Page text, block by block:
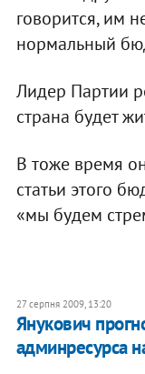
говорится, им
нормальный
Лидер Партии
страна будет
В тоже время
статьи этого
«мы будем
27 серпня 2009, 13:20
Янукович
админресурса